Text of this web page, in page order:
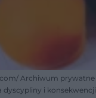
Archiwum prywatne
dyscypliny i konsekwencji